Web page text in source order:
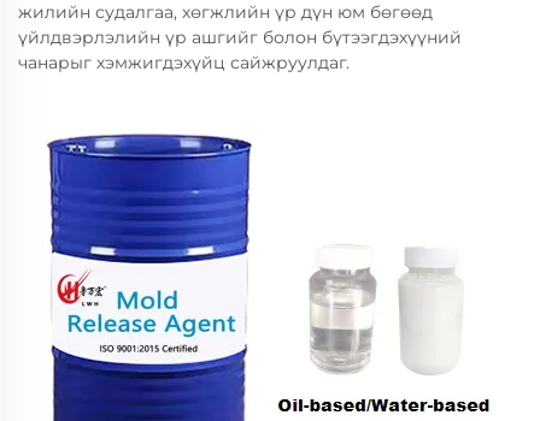
жилийн судалгаа, хөгжлийн үр дүн юм бөгөөд
үйлдвэрлэлийн үр ашгийг болон бүтээгдэхүүний
чанарыг хэмжигдэхүйц сайжруулдаг.